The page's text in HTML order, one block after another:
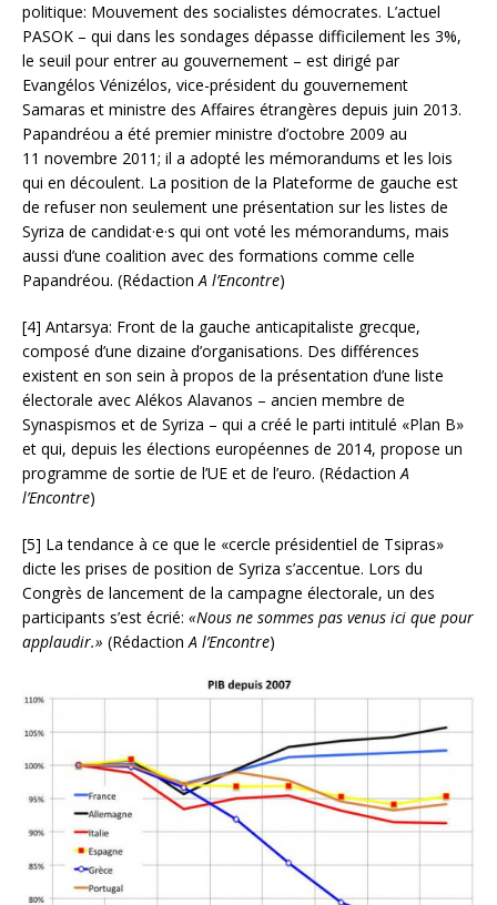
politique: Mouvement des socialistes démocrates. L’actuel
PASOK – qui dans les sondages dépasse difficilement les 3%,
le seuil pour entrer au gouvernement – est dirigé par
Evangélos Vénizélos, vice-président du gouvernement
Samaras et ministre des Affaires étrangères depuis juin 2013.
Papandréou a été premier ministre d’octobre 2009 au
11 novembre 2011; il a adopté les mémorandums et les lois
qui en découlent. La position de la Plateforme de gauche est
de refuser non seulement une présentation sur les listes de
Syriza de candidat·e·s qui ont voté les mémorandums, mais
aussi d’une coalition avec des formations comme celle
Papandréou. (RédactionA l’Encontre)
[4] Antarsya: Front de la gauche anticapitaliste grecque,
composé d’une dizaine d’organisations. Des différences
existent en son sein à propos de la présentation d’une liste
électorale avec Alékos Alavanos – ancien membre de
Synaspismos et de Syriza – qui a créé le parti intitulé «Plan B»
et qui, depuis les élections européennes de 2014, propose un
programme de sortie de l’UE et de l’euro. (RédactionA
l’Encontre)
[5] La tendance à ce que le «cercle présidentiel de Tsipras»
dicte les prises de position de Syriza s’accentue. Lors du
Congrès de lancement de la campagne électorale, un des
participants s’est écrié: «Nous ne sommes pas venus ici que pour
applaudir.» (RédactionA l’Encontre)